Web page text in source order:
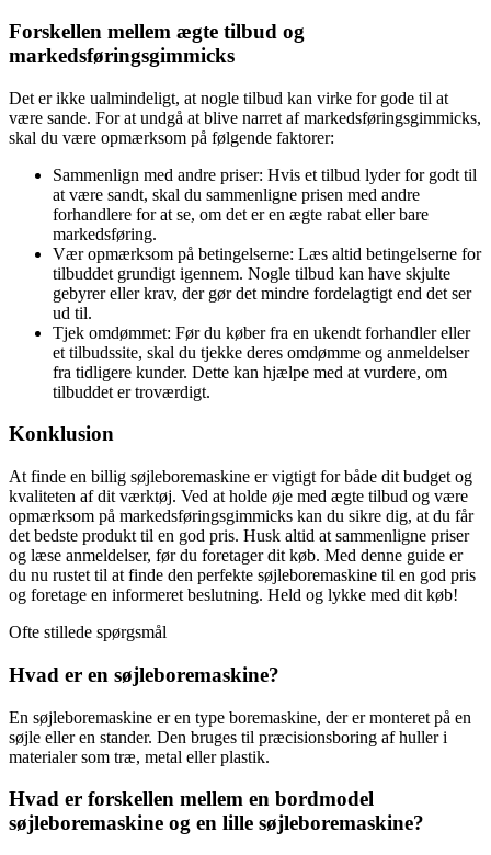
Forskellen mellem ægte tilbud og
markedsføringsgimmicks
Det er ikke ualmindeligt, at nogle tilbud kan virke for gode til at
være sande. For at undgå at blive narret af markedsføringsgimmicks,
skal du være opmærksom på følgende faktorer:
Sammenlign med andre priser: Hvis et tilbud lyder for godt til
at være sandt, skal du sammenligne prisen med andre
forhandlere for at se, om det er en ægte rabat eller bare
markedsføring.
Vær opmærksom på betingelserne: Læs altid betingelserne for
tilbuddet grundigt igennem. Nogle tilbud kan have skjulte
gebyrer eller krav, der gør det mindre fordelagtigt end det ser
ud til.
Tjek omdømmet: Før du køber fra en ukendt forhandler eller
et tilbudssite, skal du tjekke deres omdømme og anmeldelser
fra tidligere kunder. Dette kan hjælpe med at vurdere, om
tilbuddet er troværdigt.
Konklusion
At finde en billig søjleboremaskine er vigtigt for både dit budget og
kvaliteten af dit værktøj. Ved at holde øje med ægte tilbud og være
opmærksom på markedsføringsgimmicks kan du sikre dig, at du får
det bedste produkt til en god pris. Husk altid at sammenligne priser
og læse anmeldelser, før du foretager dit køb. Med denne guide er
du nu rustet til at finde den perfekte søjleboremaskine til en god pris
og foretage en informeret beslutning. Held og lykke med dit køb!
Ofte stillede spørgsmål
Hvad er en søjleboremaskine?
En søjleboremaskine er en type boremaskine, der er monteret på en
søjle eller en stander. Den bruges til præcisionsboring af huller i
materialer som træ, metal eller plastik.
Hvad er forskellen mellem en bordmodel
søjleboremaskine og en lille søjleboremaskine?